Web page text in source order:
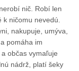
nič. Robí len
k ničomu nevedú.
nakupuje, umýva,
pomáha im
občas vymaľuje
nádrž, platí šeky